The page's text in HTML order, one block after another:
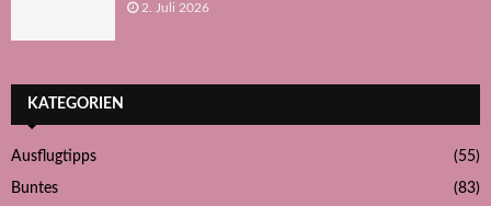
2. Juli 2026
KATEGORIEN
Ausflugtipps (55)
Buntes (83)